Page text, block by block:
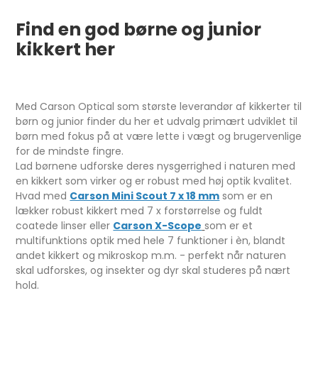
Find en god børne og junior
kikkert her
Med Carson Optical som største leverandør af kikkerter til
børn og junior finder du her et udvalg primært udviklet til
børn med fokus på at være lette i vægt og brugervenlige
for de mindste fingre.
Lad børnene udforske deres nysgerrighed i naturen med
en kikkert som virker og er robust med høj optik kvalitet.
Hvad med Carson Mini Scout 7 x 18 mm som er en
lækker robust kikkert med 7 x forstørrelse og fuldt
coatede linser eller Carson X-Scope som er et
multifunktions optik med hele 7 funktioner i èn, blandt
andet kikkert og mikroskop m.m. - perfekt når naturen
skal udforskes, og insekter og dyr skal studeres på nært
hold.